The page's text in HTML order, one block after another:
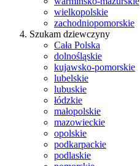
wielkopolskie
zachodniopomorskie
Szukam dziewczyny
Cała Polska
dolnośląskie
kujawsko-pomorskie
lubelskie
lubuskie
łódzkie
małopolskie
mazowieckie
opolskie
podkarpackie
podlaskie